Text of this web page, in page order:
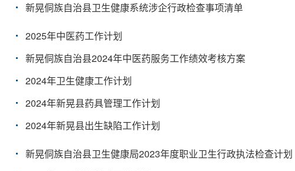
新晃侗族自治县卫生健康系统涉企行政检查事项清单
2025年中医药工作计划
新晃侗族自治县2024年中医药服务工作绩效考核方案
2024年卫生健康工作计划
2024年新晃县药具管理工作计划
2024年新晃县出生缺陷工作计划
新晃侗族自治县卫生健康局2023年度职业卫生行政执法检查计划